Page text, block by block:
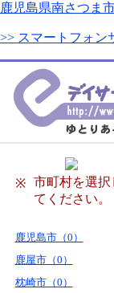
鹿児島県南さつま
>> スマートフォン
※
市町村を選択
てください。
鹿児島市（0）
鹿屋市（0）
枕崎市（0）